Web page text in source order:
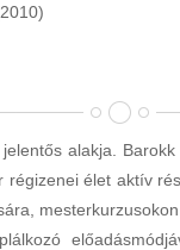
alakja.
élet aktív